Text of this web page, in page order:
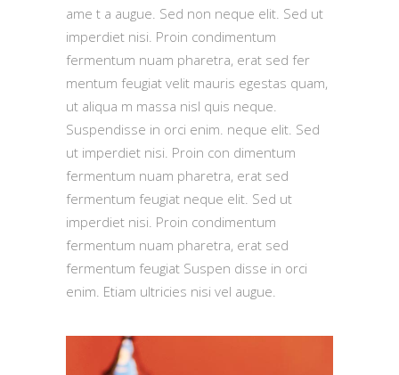
ame t a augue. Sed non neque elit. Sed ut
imperdiet nisi. Proin condimentum
fermentum nuam pharetra, erat sed fer
mentum feugiat velit mauris egestas quam,
ut aliqua m massa nisl quis neque.
Suspendisse in orci enim. neque elit. Sed
ut imperdiet nisi. Proin con dimentum
fermentum nuam pharetra, erat sed
fermentum feugiat neque elit. Sed ut
imperdiet nisi. Proin condimentum
fermentum nuam pharetra, erat sed
fermentum feugiat Suspen disse in orci
enim. Etiam ultricies nisi vel augue.